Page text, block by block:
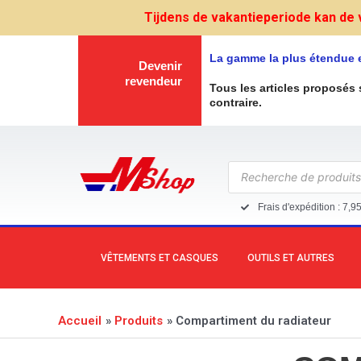
Tijdens de vakantieperiode kan
Devenir
revendeur
La gamme la plus étendue
Tous les articles
contraire.
Recherche
de
produits
Frais d'expédition :
VÊTEMENTS ET CASQUES OUTILS ET AUTRES
Accueil Produits Compartiment du radiateur